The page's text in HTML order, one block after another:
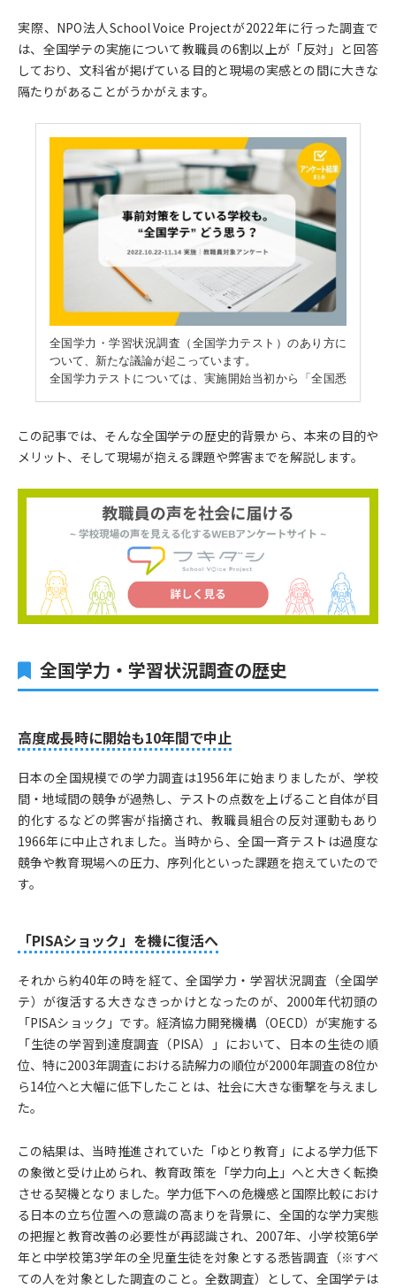
実際、NPO法人School Voice Projectが2022年に行った調査で
は、全国学テの実施について教職員の6割以上が「反対」と回答
しており、文科省が掲げている目的と現場の実感との間に大きな
隔たりがあることがうかがえます。
この記事では、そんな全国学テの歴史的背景から、本来の目的や
メリット、そして現場が抱える課題や弊害までを解説します。
全国学力・学習状況調査の歴史
高度成長時に開始も10年間で中止
日本の全国規模での学力調査は1956年に始まりましたが、学校
間・地域間の競争が過熱し、テストの点数を上げること自体が目
的化するなどの弊害が指摘され、教職員組合の反対運動もあり
1966年に中止されました。当時から、全国一斉テストは過度な
競争や教育現場への圧力、序列化といった課題を抱えていたので
す。
「PISAショック」を機に復活へ
それから約40年の時を経て、全国学力・学習状況調査（全国学
テ）が復活する大きなきっかけとなったのが、2000年代初頭の
「PISAショック」です。経済協力開発機構（OECD）が実施する
「生徒の学習到達度調査（PISA）」において、日本の生徒の順
位、特に2003年調査における読解力の順位が2000年調査の8位か
ら14位へと大幅に低下したことは、社会に大きな衝撃を与えまし
た。
この結果は、当時推進されていた「ゆとり教育」による学力低下
の象徴と受け止められ、教育政策を「学力向上」へと大きく転換
させる契機となりました。学力低下への危機感と国際比較におけ
る日本の立ち位置への意識の高まりを背景に、全国的な学力実態
の把握と教育改善の必要性が再認識され、2007年、小学校第6学
年と中学校第3学年の全児童生徒を対象とする悉皆調査（※すべ
ての人を対象とした調査のこと。全数調査）として、全国学テは